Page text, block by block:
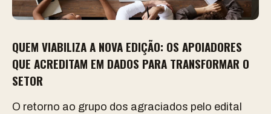
QUEM VIABILIZA A NOVA EDIÇÃO: OS APOIADORES
QUE ACREDITAM EM DADOS PARA TRANSFORMAR O
SETOR
O retorno ao grupo dos agraciados pelo edital